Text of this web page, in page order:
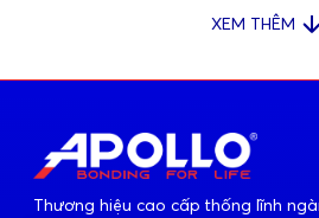
XEM THÊM
Thương hiệu cao cấp thống lĩnh